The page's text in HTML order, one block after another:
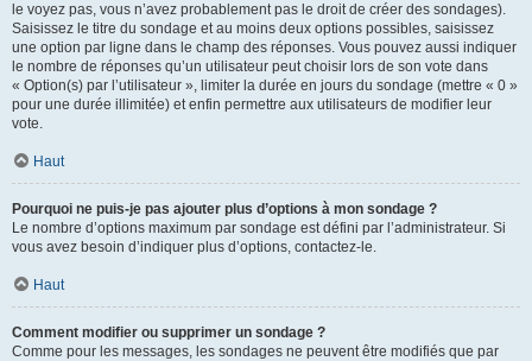
le voyez pas, vous n’avez probablement pas le droit de créer des sondages).
Saisissez le titre du sondage et au moins deux options possibles, saisissez
une option par ligne dans le champ des réponses. Vous pouvez aussi indiquer
le nombre de réponses qu’un utilisateur peut choisir lors de son vote dans
« Option(s) par l’utilisateur », limiter la durée en jours du sondage (mettre « 0 »
pour une durée illimitée) et enfin permettre aux utilisateurs de modifier leur
vote.
Haut
Pourquoi ne puis-je pas ajouter plus d’options à mon sondage ?
Le nombre d’options maximum par sondage est défini par l’administrateur. Si
vous avez besoin d’indiquer plus d’options, contactez-le.
Haut
Comment modifier ou supprimer un sondage ?
Comme pour les messages, les sondages ne peuvent être modifiés que par